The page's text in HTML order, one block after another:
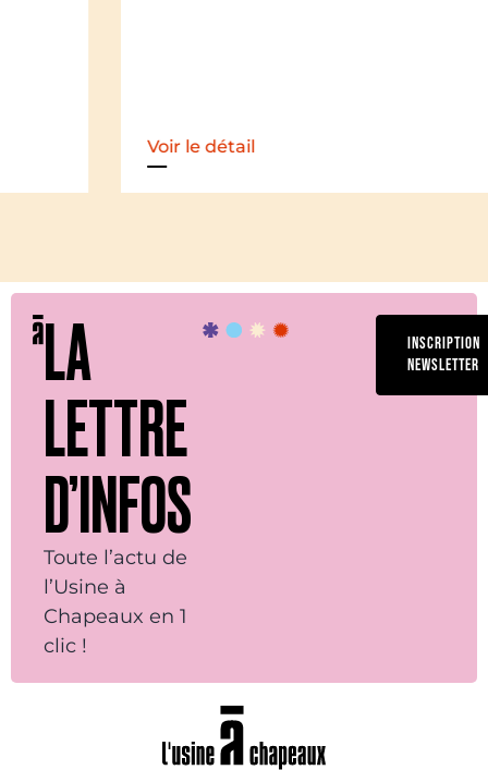
LA
LETTRE
D’INFOS
Toute l’actu de
l’Usine à
Chapeaux en 1
clic !
INSCRIPTION
NEWSLETTER